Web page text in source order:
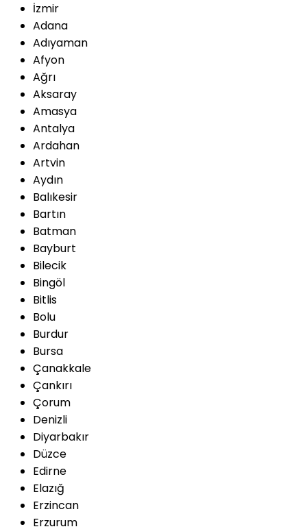
İzmir
Adana
Adıyaman
Afyon
Ağrı
Aksaray
Amasya
Antalya
Ardahan
Artvin
Aydın
Balıkesir
Bartın
Batman
Bayburt
Bilecik
Bingöl
Bitlis
Bolu
Burdur
Bursa
Çanakkale
Çankırı
Çorum
Denizli
Diyarbakır
Düzce
Edirne
Elazığ
Erzincan
Erzurum